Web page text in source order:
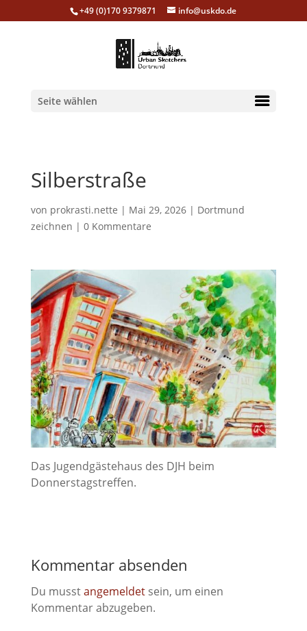
+49 (0)170 9379871 info@uskdo.de
Seite wählen
Silberstraße
von prokrasti.nette | Mai 29, 2026| Dortmund
zeichnen | 0 Kommentare
Das Jugendgästehaus des DJH beim
Donnerstagstreffen.
Kommentar absenden
Du musstangemeldetsein, um einen
Kommentar abzugeben.